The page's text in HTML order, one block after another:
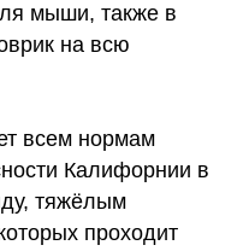
мыши, также в
на всю
всем нормам
Калифорнии в
тяжёлым
проходит